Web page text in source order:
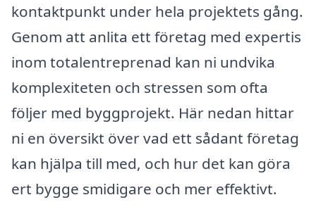
kontaktpunkt under hela projektets gång.
Genom att anlita ett företag med expertis
inom totalentreprenad kan ni undvika
komplexiteten och stressen som ofta
följer med byggprojekt. Här nedan hittar
ni en översikt över vad ett sådant företag
kan hjälpa till med, och hur det kan göra
ert bygge smidigare och mer effektivt.